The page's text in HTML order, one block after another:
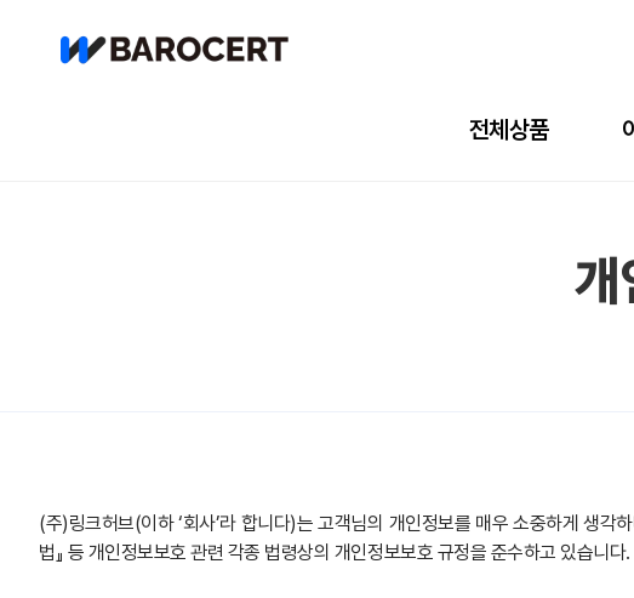
전체상품
(주)링크허브(이하 ‘회사’라 합니다)는 고객님의 개인정보를 매우 소중하게 생각
법』 등 개인정보보호 관련 각종 법령상의 개인정보보호 규정을 준수하고 있습니다.